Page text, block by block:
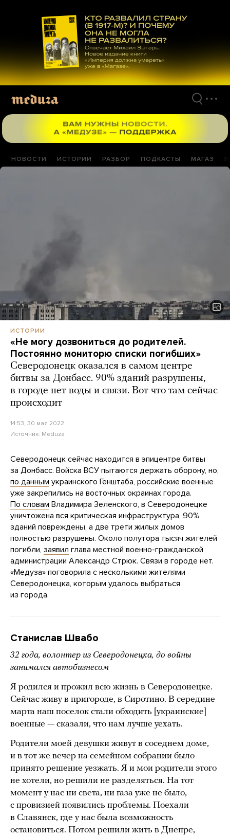
материалам
НОВОСТИ ИСТОРИИ РАЗБОР ПОДКАСТЫ МАГАЗ
ИСТОРИИ
«Не могу дозвониться до родителей.
Постоянно мониторю списки погибших»
Северодонецк оказался в самом центре
битвы за Донбасс. 90% зданий разрушены,
в городе нет воды и связи. Вот что там сейчас
происходит
14:53, 30 мая 2022
Источник: Meduza
Северодонецк сейчас находится в эпицентре битвы
за Донбасс. Войска ВСУ пытаются держать оборону, но,
по данным украинского Генштаба, российские военные
уже закрепились на восточных окраинах города.
По словам Владимира Зеленского, в Северодонецке
уничтожена вся критическая инфраструктура, 90%
зданий повреждены, а две трети жилых домов
полностью разрушены. Около полутора тысяч жителей
погибли, заявил глава местной военно-гражданской
администрации Александр Стрюк. Связи в городе нет.
«Медуза» поговорила с несколькими жителями
Северодонецка, которым удалось выбраться
из города.
Станислав Швабо
32 года, волонтер из Северодонецка, до войны
занимался автобизнесом
Я родился и прожил всю жизнь в Северодонецке.
Сейчас живу в пригороде, в Сиротино. В середине
марта наш поселок стали обходить [украинские]
военные — сказали, что нам лучше уехать.
Родители моей девушки живут в соседнем доме,
и в тот же вечер на семейном собрании было
принято решение уезжать. Я и мои родители этого
не хотели, но решили не разделяться. На тот
момент у нас ни света, ни газа уже не было,
с провизией появились проблемы. Поехали
в Славянск, где у нас была возможность
остановиться. Потом решили жить в Днепре,